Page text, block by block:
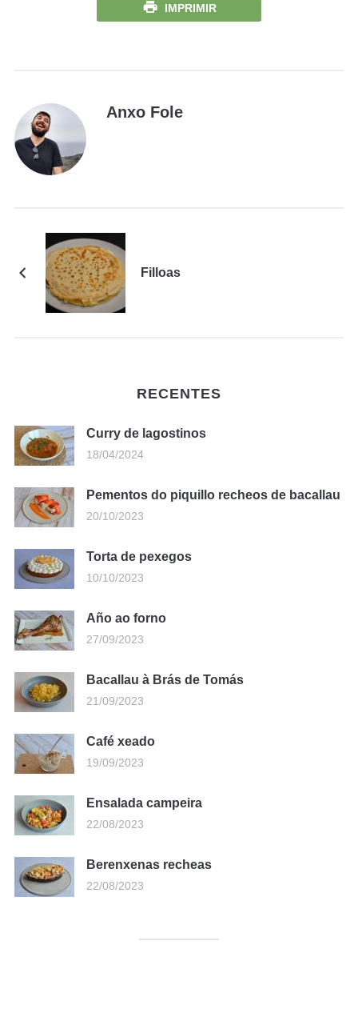
IMPRIMIR
Anxo Fole
Filloas
RECENTES
Curry de lagostinos
18/04/2024
Pementos do piquillo recheos de bacallau
20/10/2023
Torta de pexegos
10/10/2023
Año ao forno
27/09/2023
Bacallau à Brás de Tomás
21/09/2023
Café xeado
19/09/2023
Ensalada campeira
22/08/2023
Berenxenas recheas
22/08/2023